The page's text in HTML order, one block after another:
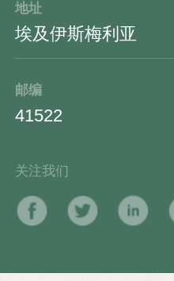
地址
埃及伊斯梅利亚
邮编
41522
关注我们